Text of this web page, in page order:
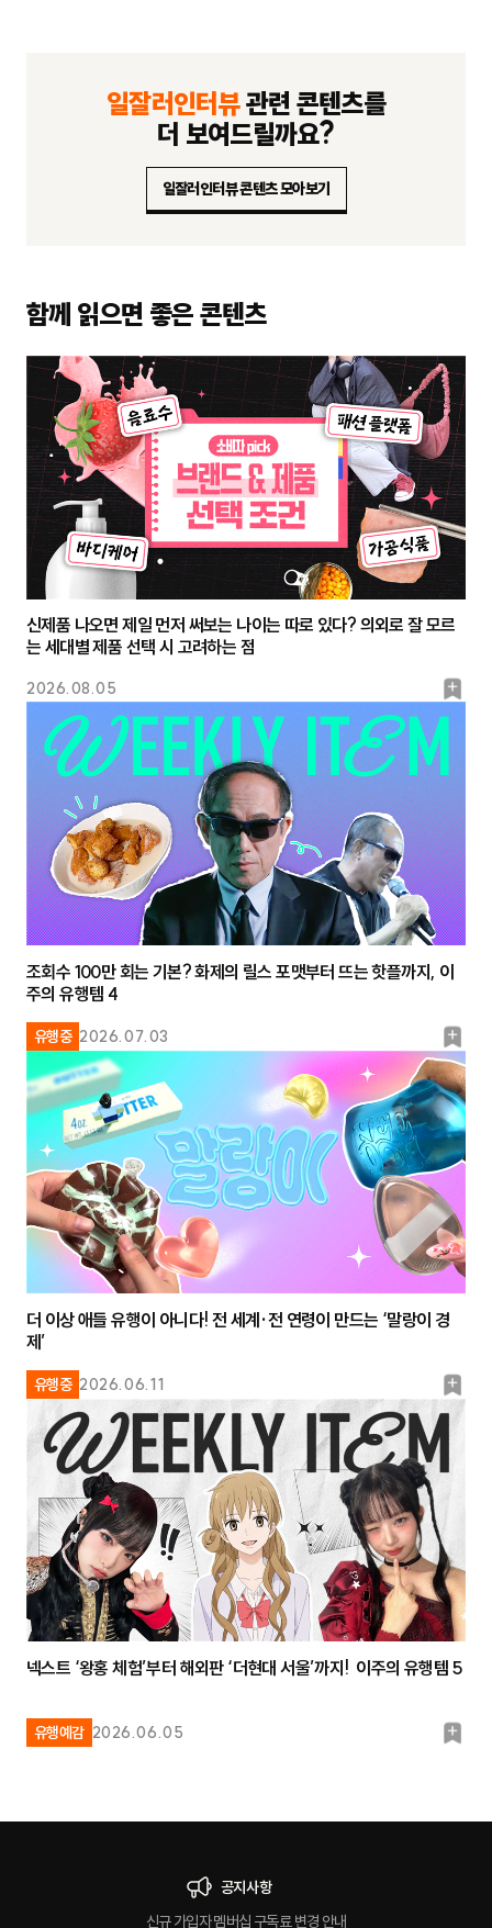
일잘러인터뷰관련 콘텐츠를
더 보여드릴까요?
일잘러인터뷰 콘텐츠 모아보기
함께 읽으면 좋은 콘텐츠
2026.08.05
북
마
크
신제품 나오면 제일 먼저 써보는 나이는 따로 있다? 의외로 잘 모르
는 세대별 제품 선택 시 고려하는 점
유행중 2026.07.03
북
마
크
조회수 100만 회는 기본? 화제의 릴스 포맷부터 뜨는 핫플까지, 이
주의 유행템 4
유행중 2026.06.11
북
마
크
더 이상 애들 유행이 아니다! 전 세계·전 연령이 만드는 ‘말랑이 경
제’
유행예감 2026.06.05
북
넥스트 ‘왕홍 체험’부터 해외판 ‘더현대 서울’까지! 이주의 유행템 5
공지사항
신규 가입자 멤버십 구독료 변경 안내